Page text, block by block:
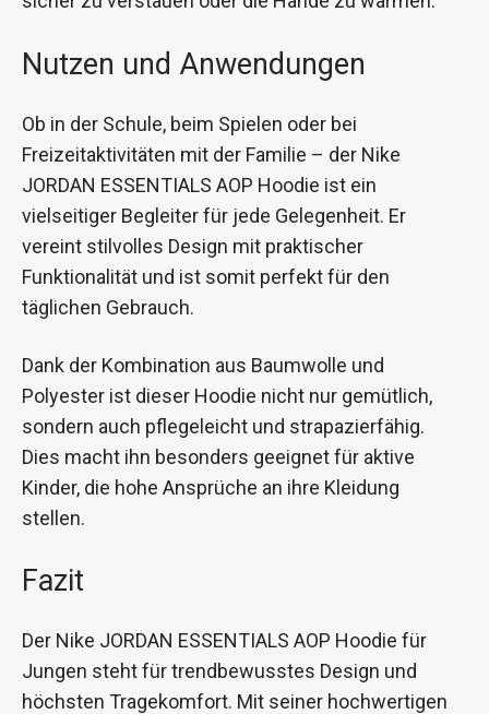
Nutzen und Anwendungen
Ob in der Schule, beim Spielen oder bei
Freizeitaktivitäten mit der Familie – der Nike
JORDAN ESSENTIALS AOP Hoodie ist ein
vielseitiger Begleiter für jede Gelegenheit. Er
vereint stilvolles Design mit praktischer
Funktionalität und ist somit perfekt für den
täglichen Gebrauch.
Dank der Kombination aus Baumwolle und
Polyester ist dieser Hoodie nicht nur gemütlich,
sondern auch pflegeleicht und strapazierfähig.
Dies macht ihn besonders geeignet für aktive
Kinder, die hohe Ansprüche an ihre Kleidung
stellen.
Fazit
Der Nike JORDAN ESSENTIALS AOP Hoodie für
Jungen steht für trendbewusstes Design und
höchsten Tragekomfort. Mit seiner hochwertigen